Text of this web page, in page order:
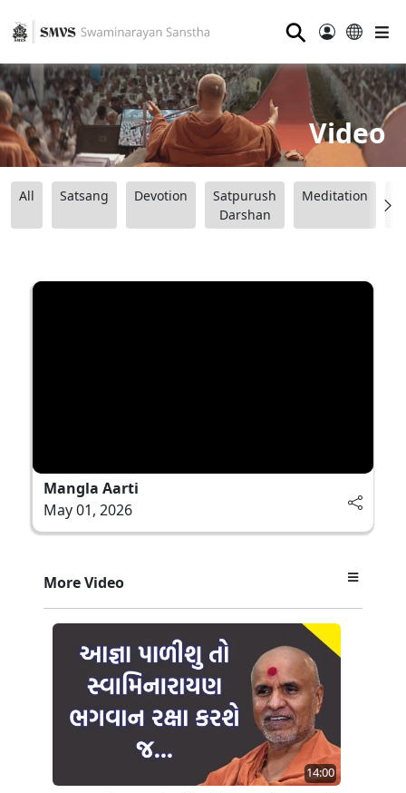
⚲
Video
All Satsang Devotion
Satpurush
Darshan
Meditation
Mangla Aarti
May 01, 2026
More Video
14:00